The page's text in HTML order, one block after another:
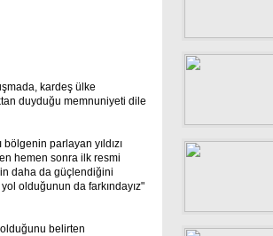
kardeş ülke
duyduğu memnuniyeti dile
parlayan yıldızı
hemen sonra ilk resmi
daha da güçlendiğini
olduğunun da farkındayız"
olduğunu belirten